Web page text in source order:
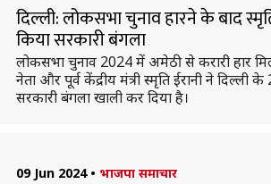
दिल्ली: लोकसभा चुनाव हारने के बाद
किया सरकारी बंगला
लोकसभा चुनाव 2024 में अमेठी से करारी हार
नेता और पूर्व केंद्रीय मंत्री स्मृति ईरानी ने दिल्ली
सरकारी बंगला खाली कर दिया है।
09 Jun 2024 • भाजपा समाचार